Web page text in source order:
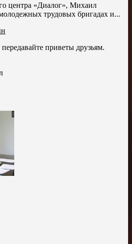
центра «Диалог», Михаил
трудовых бригадах и...
приветы друзьям.